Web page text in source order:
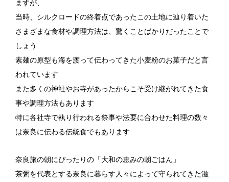
ますが、
当時、シルクロードの終着点であったこの土地に辿り着いた
さまざまな食材や調理方法は、驚くことばかりだったことで
しょう
素麺の原型も海を渡って伝わってきた小麦粉のお菓子だと言
われています
また多くの神社やお寺があったからこそ受け継がれてきた食
事や調理方法もあります
特に各社寺で執り行われる祭事や法要に合わせた料理の数々
は奈良に伝わる伝統食でもあります
奈良旅の朝にぴったりの「大和の恵みの朝ごはん」
茶粥を代表とする奈良に暮らす人々によって守られてきた滋